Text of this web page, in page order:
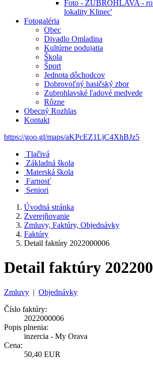
Foto - ZUBROHLAVA -
lokality Klinec'
Fotogaléria
Obec
Divadlo Omladina
Kultúrne podujatia
Škola
Šport
Jednota dôchodcov
Dobrovoľný hasičský zbor
Zubrohlavské ľadové medvede
Rôzne
Obecný Rozhlas
Kontakt
https://goo.gl/maps/aKPcEZ1LjC4XhBJz5
Tlačivá
Základná škola
Materská škola
Farnosť
Seniori
Úvodná stránka
Zverejňovanie
Zmluvy, Faktúry, Objednávky
Faktúry
Detail faktúry 2022000006
Detail faktúry
Zmluvy | Objednávky
Číslo faktúry:
2022000006
Popis plnenia:
inzercia - My Orava
Cena:
50,40 EUR